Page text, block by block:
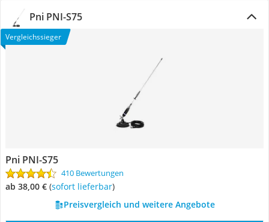
Pni PNI-S75
Vergleichssieger
Pni PNI-S75
410 Bewertungen
ab 38,00 € ( Sofort lieferbar)
Preisvergleich und weitere Angebote